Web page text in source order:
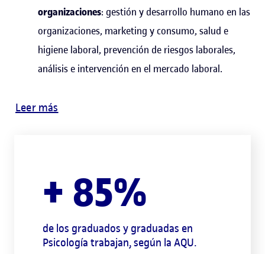
organizaciones: gestión y desarrollo humano en las
organizaciones, marketing y consumo, salud e
higiene laboral, prevención de riesgos laborales,
análisis e intervención en el mercado laboral.
Leer más
+ 85%
de los graduados y graduadas en
Psicología trabajan, según la AQU.